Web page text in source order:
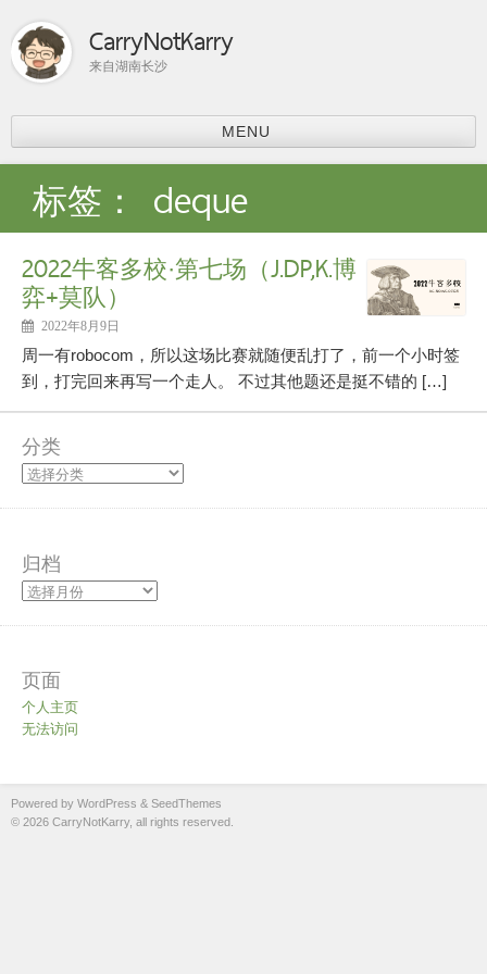
CarryNotKarry
来自湖南长沙
MENU
比赛总结
ACM-ICPC
分享
上课内容
课程学习
科研
论文阅读
个人主页
标签： deque
2022牛客多校·第七场（J.DP,K.博
弈+莫队）
2022年8月9日
周一有robocom，所以这场比赛就随便乱打了，前一个小时签
到，打完回来再写一个走人。 不过其他题还是挺不错的 […]
分类
归档
页面
个人主页
无法访问
Powered by WordPress & SeedThemes
© 2026 CarryNotKarry, all rights reserved.